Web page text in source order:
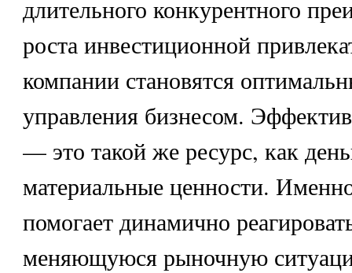
длительного конкурентного
роста инвестиционной
компании становятся
управления бизнесом.
— это такой же ресурс, как
материальные ценности.
помогает динамично
меняющуюся рыночную